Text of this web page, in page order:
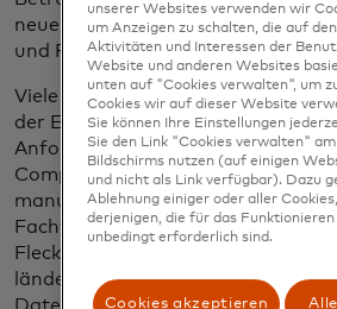
neuen Daten, wodurch die
und Reaktionsgeschwindigkeit
Viele KI-Dienste können auch bei
der Einhaltung sich ständig
Anforderungen helfen. Die
Compliance in globalen
manuell und zeitintensiv und
Fachwissen. Und selbst dann sind
Flecken aufzudecken,
länderspezifischen Vorschriften
Datenlokalisierung, oft
unserer Websites verwenden wir
um Anzeigen zu schalten, die auf
Aktivitäten und Interessen der
Website und anderen Websites
unten auf "Cookies verwalten", um
Cookies wir auf dieser Website
Sie können Ihre Einstellungen
Sie den Link "Cookies verwalten"
Bildschirms nutzen (auf einigen
und nicht als Link verfügbar). Dazu
Ablehnung einiger oder aller
derjenigen, die für das
unbedingt erforderlich sind.
Cookies akzeptieren